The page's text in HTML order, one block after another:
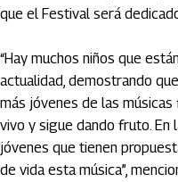
que el Festival será
“Hay muchos niños que
actualidad, demostrando
más jóvenes de las
vivo y sigue dando fruto.
jóvenes que tienen
de vida esta música”,